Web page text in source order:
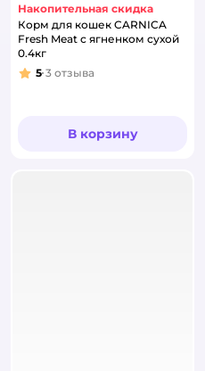
Накопительная скидка
Корм для кошек CARNICA
Fresh Meat с ягненком сухой
0.4кг
Рейтинг:
5 3 отзыва
В корзину